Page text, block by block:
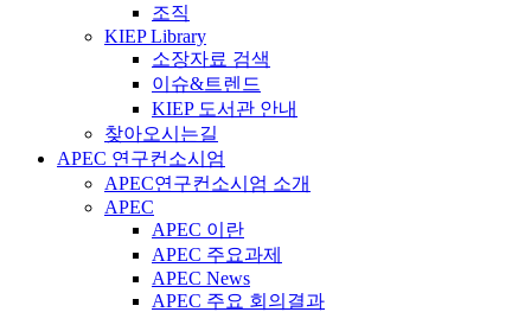
조직
KIEP Library
소장자료 검색
이슈&트렌드
KIEP 도서관 안내
찾아오시는길
APEC 연구컨소시엄
APEC연구컨소시엄 소개
APEC
APEC 이란
APEC 주요과제
APEC News
APEC 주요 회의결과